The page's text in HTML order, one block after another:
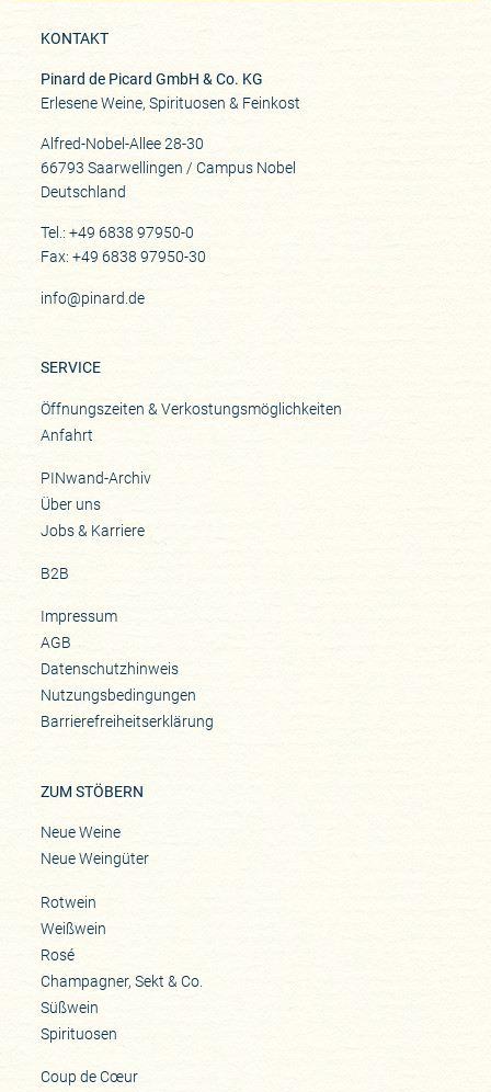
KONTAKT
Pinard de Picard GmbH & Co. KG
Erlesene Weine, Spirituosen & Feinkost
Alfred-Nobel-Allee 28-30
66793 Saarwellingen / Campus Nobel
Deutschland
Tel.: +49 6838 97950-0
Fax: +49 6838 97950-30
info@pinard.de
SERVICE
Öffnungszeiten & Verkostungsmöglichkeiten
Anfahrt
PINwand-Archiv
Über uns
Jobs & Karriere
B2B
Impressum
AGB
Datenschutzhinweis
Nutzungsbedingungen
Barrierefreiheitserklärung
ZUM STÖBERN
Neue Weine
Neue Weingüter
Rotwein
Weißwein
Rosé
Champagner, Sekt & Co.
Süßwein
Spirituosen
Coup de Cœur